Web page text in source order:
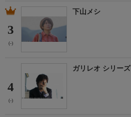
3
(-)
下山メシ
4
(-)
ガリレオ シリーズ